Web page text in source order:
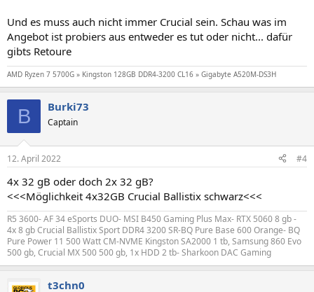
Und es muss auch nicht immer Crucial sein. Schau was im
Angebot ist probiers aus entweder es tut oder nicht... dafür
gibts Retoure
AMD Ryzen 7 5700G » Kingston 128GB DDR4-3200 CL16 » Gigabyte A520M-DS3H
B Burki73
Captain
12. April 2022 #4
4x 32 gB oder doch 2x 32 gB?
<<<Möglichkeit 4x32GB Crucial Ballistix schwarz<<<
R5 3600- AF 34 eSports DUO- MSI B450 Gaming Plus Max- RTX 5060 8 gb -
4x 8 gb Crucial Ballistix Sport DDR4 3200 SR-BQ Pure Base 600 Orange- BQ
Pure Power 11 500 Watt CM-NVME Kingston SA2000 1 tb, Samsung 860 Evo
500 gb, Crucial MX 500 500 gb, 1x HDD 2 tb- Sharkoon DAC Gaming
t3chn0